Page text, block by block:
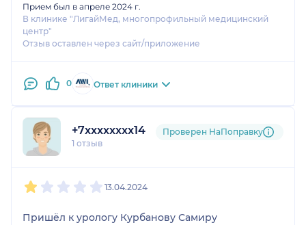
Самира Курбановича. Он выявил у меня
непереносимость 1 препарата и смог назначить
индивидуальное правильно лечение. А
день. По прошествию 2 недель все
Самир Курбанович эрудированный,
компетентный и душевный специалист.
Побольше бы таких врачей!
Прием был в апреле 2024 г.
В клинике "ЛигайМед, многопрофильный медицинский
центр"
Отзыв оставлен через сайт/приложение
0 Ответ клиники
+7xxxxxxxx14
1 отзыв
Проверен НаПоправку
13.04.2024
Пришёл к урологу Курбанову Самиру